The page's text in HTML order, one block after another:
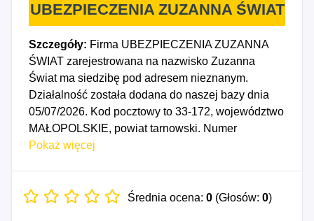
UBEZPIECZENIA ZUZANNA ŚWIAT
Szczegóły: Firma UBEZPIECZENIA ZUZANNA
ŚWIAT zarejestrowana na nazwisko Zuzanna
Świat ma siedzibę pod adresem nieznanym.
Działalność została dodana do naszej bazy dnia
05/07/2026. Kod pocztowy to 33-172, województwo
MAŁOPOLSKIE, powiat tarnowski. Numer
Identyfikacji Podatkowej NIP to 9930716559, a
545119992. Data rozpoczęcia działalności
Pokaż więcej
Średnia ocena: 0 (Głosów: 0)